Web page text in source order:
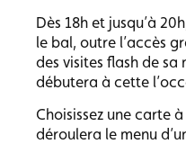
Dès 18h et jusqu’à
le bal, outre l’accès
des visites flash de
débutera à cette
Choisissez une carte
déroulera le menu